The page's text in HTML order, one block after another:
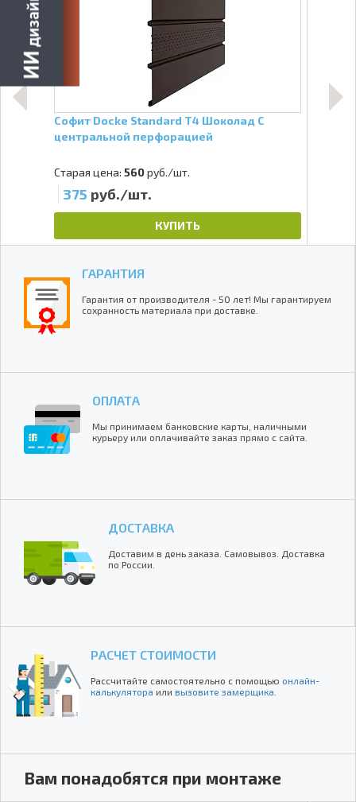
Софит Docke Standard Т4 Шоколад С
центральной перфорацией
Старая цена: 560руб./шт.
375 руб./шт.
КУПИТЬ
ГАРАНТИЯ
Гарантия от производителя - 50 лет! Мы гарантируем
сохранность материала при доставке.
ОПЛАТА
Мы принимаем банковские карты, наличными
курьеру или оплачивайте заказ прямо с сайта.
ДОСТАВКА
Доставим в день заказа. Самовывоз. Доставка
по России.
РАСЧЕТ СТОИМОСТИ
Рассчитайте самостоятельно с помощью онлайн-
калькулятора или вызовите замерщика
Вам понадобятся при монтаже